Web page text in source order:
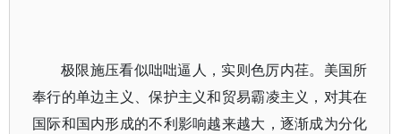
极限施压看似咄咄逼人，实则色厉内荏。美国所
奉行的单边主义、保护主义和贸易霸凌主义，对其在
国际和国内形成的不利影响越来越大，逐渐成为分化